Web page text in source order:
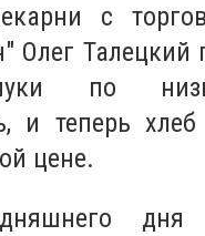
с
Олег Талецкий
по
и теперь
цене.